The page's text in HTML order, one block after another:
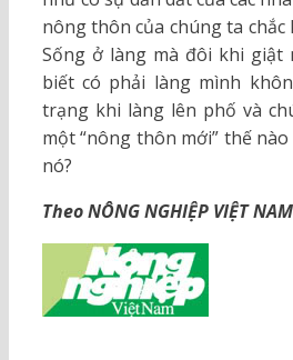
nông thôn của chúng ta
Sống ở làng mà đôi khi giật
biết có phải làng mình
trạng khi làng lên phố và
một “nông thôn mới” thế
nó?
Theo NÔNG NGHIỆP VIỆT NAM